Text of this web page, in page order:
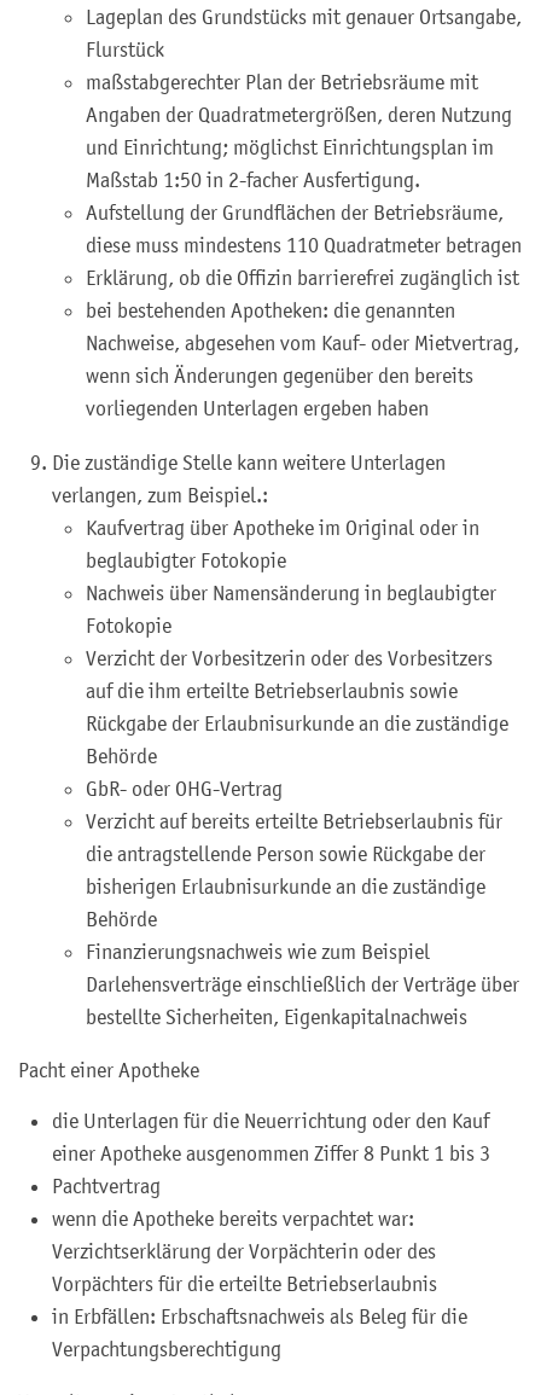
Lageplan des Grundstücks mit genauer Ortsangabe,
Flurstück
maßstabgerechter Plan der Betriebsräume mit
Angaben der Quadratmetergrößen, deren Nutzung
und Einrichtung; möglichst Einrichtungsplan im
Maßstab 1:50 in 2-facher Ausfertigung.
Aufstellung der Grundflächen der Betriebsräume,
diese muss mindestens 110 Quadratmeter betragen
Erklärung, ob die Offizin barrierefrei zugänglich ist
bei bestehenden Apotheken: die genannten
Nachweise, abgesehen vom Kauf- oder Mietvertrag,
wenn sich Änderungen gegenüber den bereits
vorliegenden Unterlagen ergeben haben
Die zuständige Stelle kann weitere Unterlagen
verlangen, zum Beispiel.:
Kaufvertrag über Apotheke im Original oder in
beglaubigter Fotokopie
Nachweis über Namensänderung in beglaubigter
Fotokopie
Verzicht der Vorbesitzerin oder des Vorbesitzers
auf die ihm erteilte Betriebserlaubnis sowie
Rückgabe der Erlaubnisurkunde an die zuständige
Behörde
GbR- oder OHG-Vertrag
Verzicht auf bereits erteilte Betriebserlaubnis für
die antragstellende Person sowie Rückgabe der
bisherigen Erlaubnisurkunde an die zuständige
Behörde
Finanzierungsnachweis wie zum Beispiel
Darlehensverträge einschließlich der Verträge über
bestellte Sicherheiten, Eigenkapitalnachweis
Pacht einer Apotheke
die Unterlagen für die Neuerrichtung oder den Kauf
einer Apotheke ausgenommen Ziffer 8 Punkt 1 bis 3
Pachtvertrag
wenn die Apotheke bereits verpachtet war:
Verzichtserklärung der Vorpächterin oder des
Vorpächters für die erteilte Betriebserlaubnis
in Erbfällen: Erbschaftsnachweis als Beleg für die
Verpachtungsberechtigung